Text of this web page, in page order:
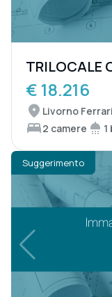
TRILOCALE
€ 18.216
Livorno
2 camere
1
Suggerimento